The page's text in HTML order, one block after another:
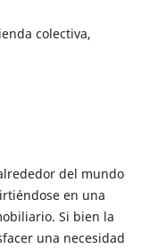
colectiva,
del mundo
en una
Si bien la
una necesidad